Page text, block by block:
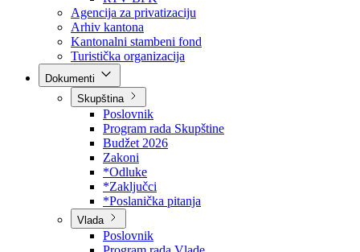
Javna preduzeća
BPK šume
RTV BPK
Agencija za privatizaciju
Arhiv kantona
Kantonalni stambeni fond
Turistička organizacija
Skupština
Poslovnik
Program rada Skupštine
Budžet 2026
Zakoni
*Odluke
*Zaključci
*Poslanička pitanja